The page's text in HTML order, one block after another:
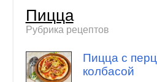
Пицца
Рубрика рецептов
Пицца с
колбасой